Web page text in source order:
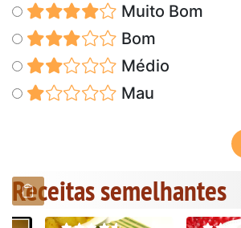
Muito Bom
Bom
Médio
Mau
Receitas semelhantes